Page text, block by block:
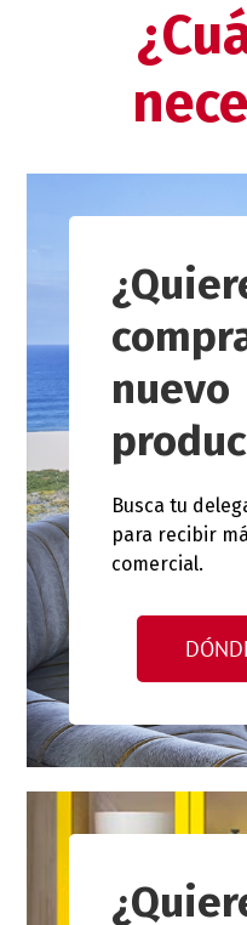
nuevo
Busca tu
para recibir
comercial.